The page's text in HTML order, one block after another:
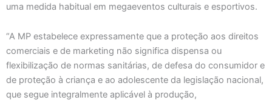
uma medida habitual em megaeventos culturais e esportivos.
“A MP estabelece expressamente que a proteção aos direitos
comerciais e de marketing não significa dispensa ou
flexibilização de normas sanitárias, de defesa do consumidor e
de proteção à criança e ao adolescente da legislação nacional,
que segue integralmente aplicável à produção,